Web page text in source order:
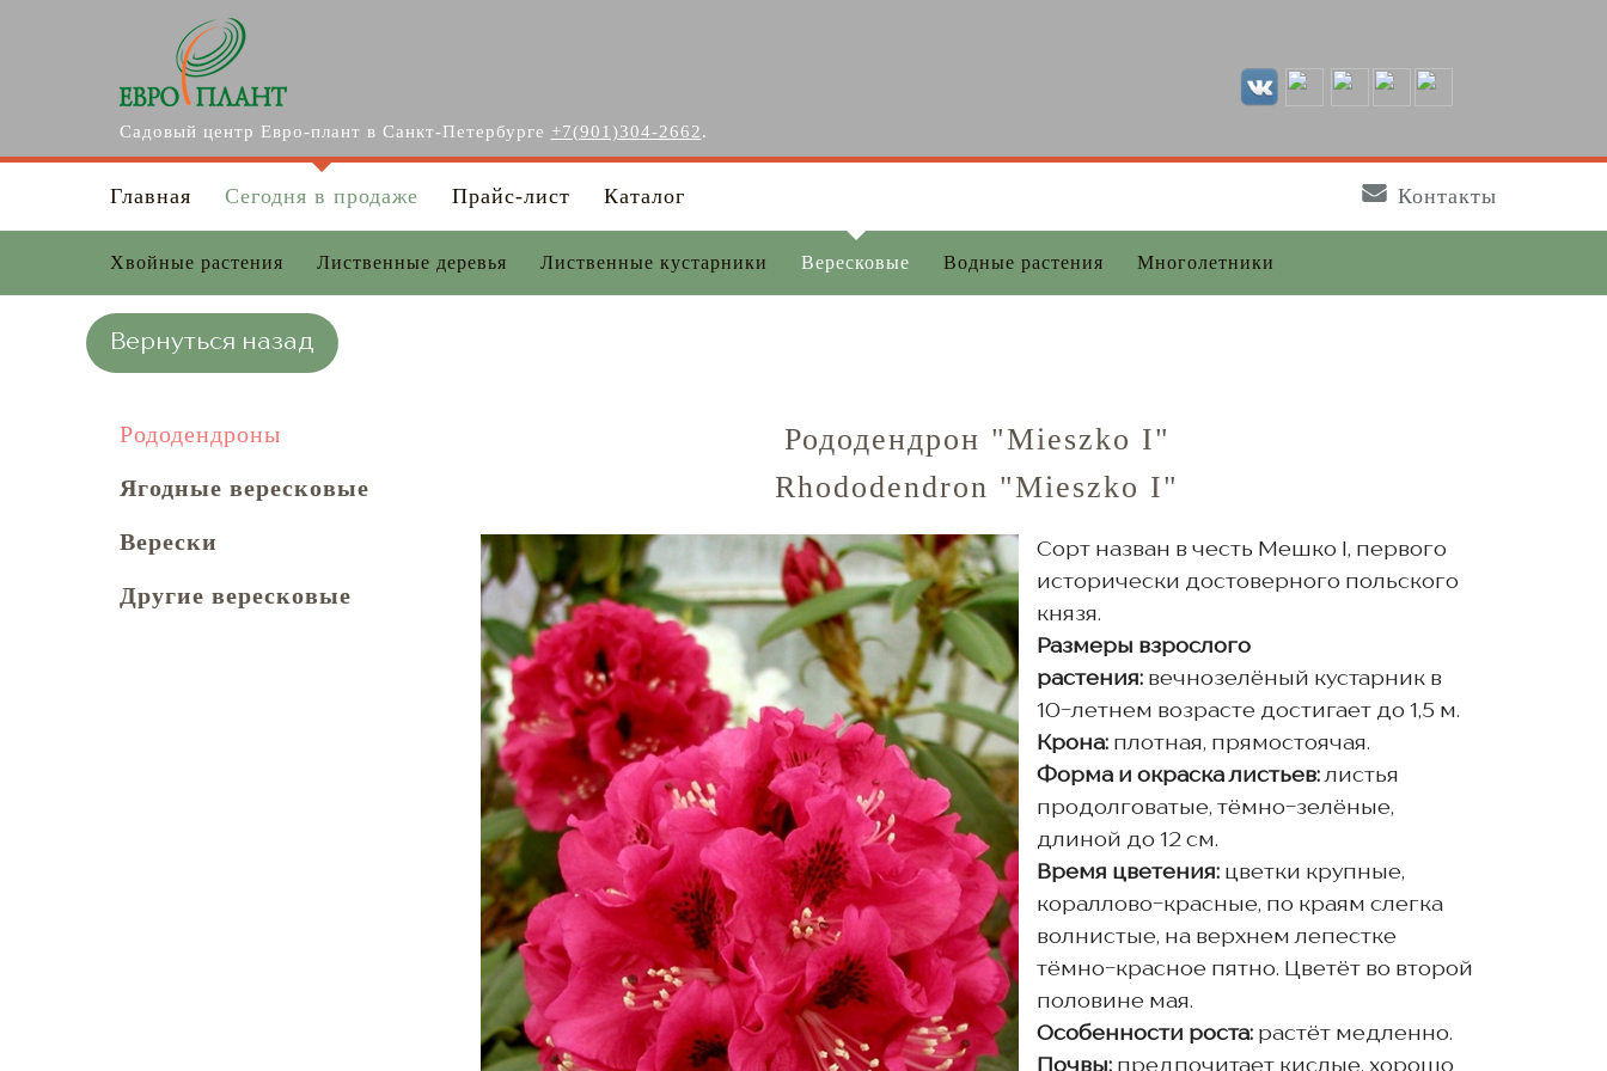
Садовый центр Евро-плант в Санкт-Петербурге +7(901)304-2662.
Главная Сегодня в продаже Прайс-лист Каталог Контакты
Хвойные растения Лиственные деревья Лиственные кустарники Вересковые Водные растения Многолетники
Вернуться назад
Рододендроны
Ягодные вересковые
Верески
Другие вересковые
Рододендрон "Mieszko I"
Rhododendron "Mieszko I"
Сорт назван в честь Мешко I, первого
исторически достоверного польского
князя.
Размеры взрослого
растения: вечнозелёный кустарник в
10-летнем возрасте достигает до 1,5 м.
Крона: плотная, прямостоячая.
Форма и окраска листьев:листья
продолговатые, тёмно-зелёные,
длиной до 12 см.
Время цветения: цветки крупные,
кораллово-красные, по краям слегка
волнистые, на верхнем лепестке
тёмно-красное пятно. Цветёт во второй
половине мая.
Особенности роста: растёт медленно.
Почвы: предпочитает кислые, хорошо